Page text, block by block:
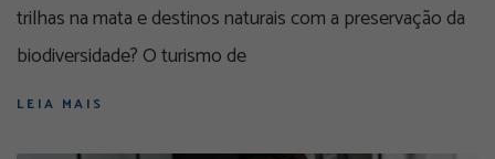
trilhas na mata e destinos naturais com a preservação da
biodiversidade? O turismo de
LEIA MAIS